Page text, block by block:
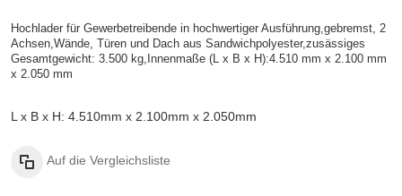
Hochlader für Gewerbetreibende in hochwertiger Ausführung,gebremst, 2
Achsen,Wände, Türen und Dach aus Sandwichpolyester,zusässiges
Gesamtgewicht: 3.500 kg, Innenmaße (L x B x H):4.510 mm x 2.100 mm
x 2.050 mm
L x B x H: 4.510mm x 2.100mm x 2.050mm
Auf die Vergleichsliste